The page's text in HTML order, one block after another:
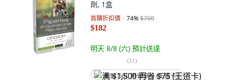
劑, 1盒
首購折扣價 74%$700
$182
明天 8/8 (六) 預計送達
(21)
满 $1,500 再省 $75 (王道卡)